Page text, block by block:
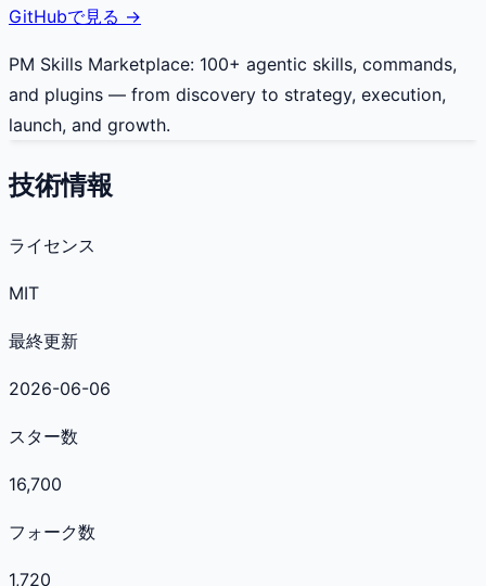
GitHubで見る →
PM Skills Marketplace: 100+ agentic skills, commands,
and plugins — from discovery to strategy, execution,
launch, and growth.
技術情報
ライセンス
MIT
最終更新
2026-06-06
スター数
16,700
フォーク数
1,720